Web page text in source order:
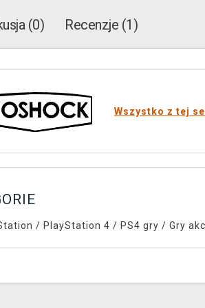
(0) Recenzje (1)
Wszystko z tej
/ PlayStation 4 / PS4 gry / Gry